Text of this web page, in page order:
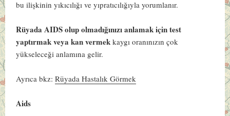
bu ilişkinin yıkıcılığı ve yıpratıcılığıyla yorumlanır.
Rüyada AIDS olup olmadığınızı anlamak için test
yaptırmak veya kan vermek kaygı oranınızın çok
yükseleceği anlamına gelir.
Ayrıca bkz:Rüyada Hastalık Görmek
Aids